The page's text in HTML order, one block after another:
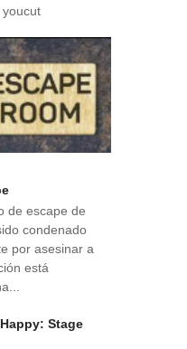
youcut
de escape de
condenado
por asesinar a
está
Stage